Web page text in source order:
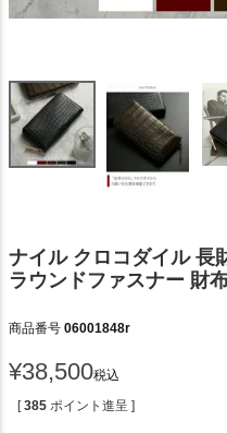
ナイル クロコダイル 長
ラウンドファスナー 財
商品番号 06001848r
¥38,500税込
[ 385 ポイント進呈 ]